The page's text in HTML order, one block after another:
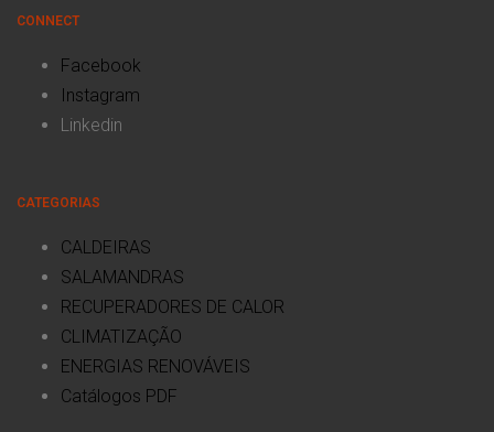
CONNECT
Facebook
Instagram
Linkedin
CATEGORIAS
CALDEIRAS
SALAMANDRAS
RECUPERADORES DE CALOR
CLIMATIZAÇÃO
ENERGIAS RENOVÁVEIS
Catálogos PDF